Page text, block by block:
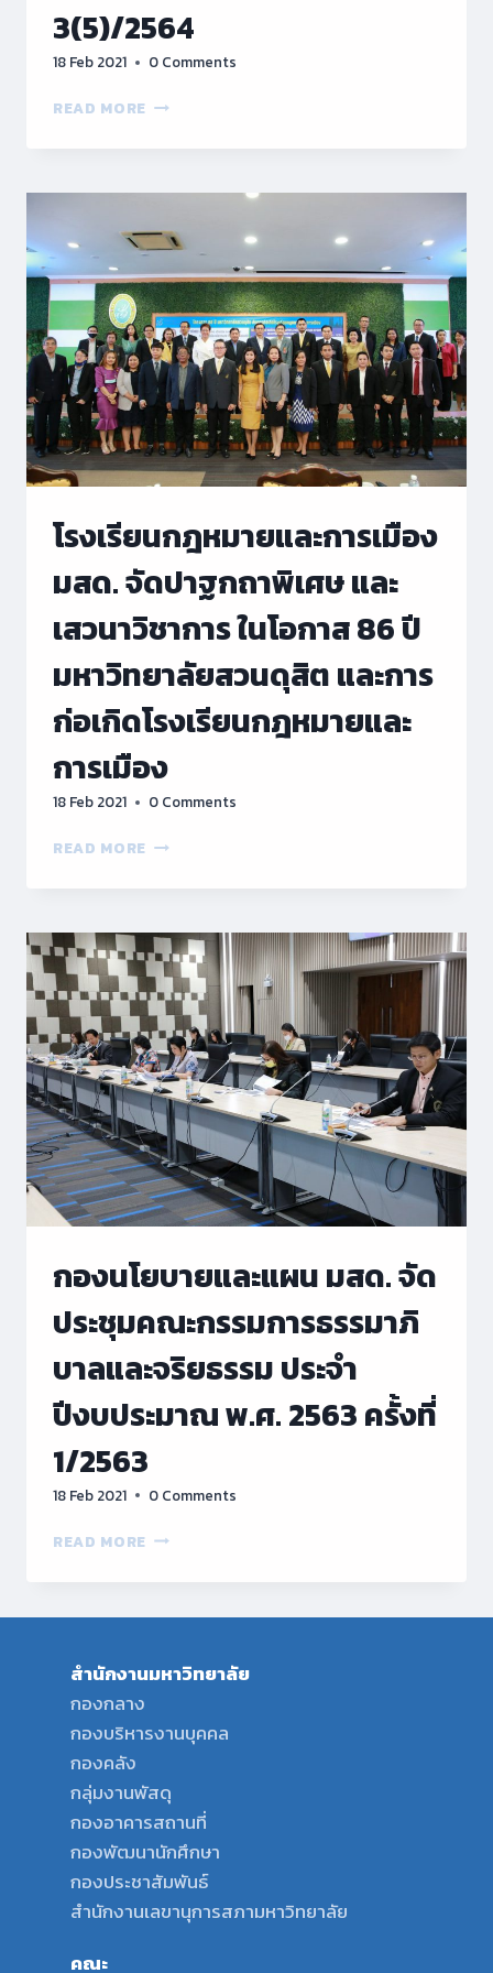
3(5)/2564
18 Feb 2021 0 Comments
READ MORE กอง
มสด.
ประชุม
กรรมการ
ธร
รมาภิ
บาล
และ
จริยธรรม
ประจำ
ปีงบประมาณ
พ.ศ.
ที่
โรงเรียนกฎหมายและการเมือง
มสด. จัดปาฐกถาพิเศษ และ
เสวนาวิชาการ ในโอกาส 86 ปี
มหาวิทยาลัยสวนดุสิต และการ
ก่อเกิดโรงเรียนกฎหมายและ
การเมือง
18 Feb 2021 0 Comments
READ MORE โรงเรียน
มสด.
จัด
ปาฐกถา
พิเศษ
และ
เสวนา
วิชาการ
ใน
โอกาส
86
ปี
มหาวิทยาลัย
สวนดุสิต
ก่อ
โรงเรียน
กฎหมาย
และ
กองนโยบายและแผน มสด. จัด
ประชุมคณะกรรมการธรรมาภิ
บาลและจริยธรรม ประจำ
ปีงบประมาณ พ.ศ. 2563 ครั้งที่
1/2563
18 Feb 2021 0 Comments
READ MORE กอง
ประชุม
ธร
บาล
จริยธรรม
ประจำ
ปีงบประมาณ
พ.ศ.
สำนักงานมหาวิทยาลัย
กองกลาง
กองบริหารงานบุคคล
กองคลัง
กลุ่มงานพัสดุ
กองอาคารสถานที่
กองพัฒนานักศึกษา
กองประชาสัมพันธ์
สำนักงานเลขานุการสภามหาวิทยาลัย
คณะ